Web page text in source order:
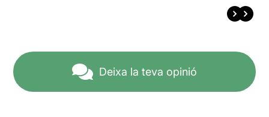
Deixa la teva opinió